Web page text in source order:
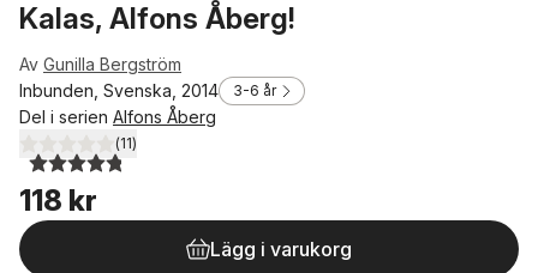
Kalas, Alfons Åberg!
Av Gunilla Bergström
Inbunden, Svenska, 2014
3-6 år
Del i serien Alfons Åberg
4,8utav 5 stjärnor. Totalt antal röster:
(11)
118 kr
Lägg i varukorg